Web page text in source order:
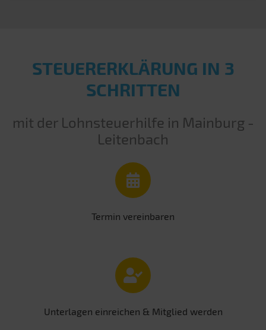
STEUERERKLÄRUNG IN 3
SCHRITTEN
mit der Lohnsteuerhilfe in Mainburg -
Leitenbach
Termin vereinbaren
Unterlagen einreichen & Mitglied werden